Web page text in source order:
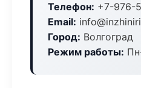
Телефон: +7-976-
Email:
Город: Волгоград
Режим работы: